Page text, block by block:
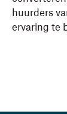
huurders
ervaring te